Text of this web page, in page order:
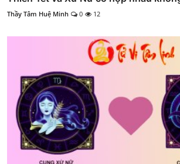
Thầy Tâm Huệ Minh 0 12